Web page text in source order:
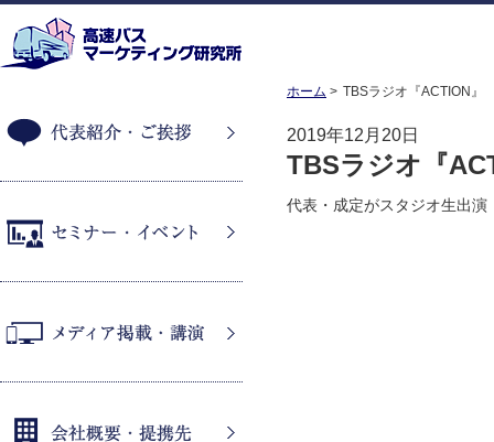
ホーム TBSラジオ『ACTION』
2019年12月20日
TBSラジオ『
代表・成定がスタジオ生出演